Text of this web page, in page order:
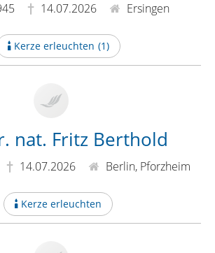
14.07.2026 Ersingen
Kerze erleuchten (1)
nat. Fritz Berthold
14.07.2026 Berlin, Pforzheim
Kerze erleuchten